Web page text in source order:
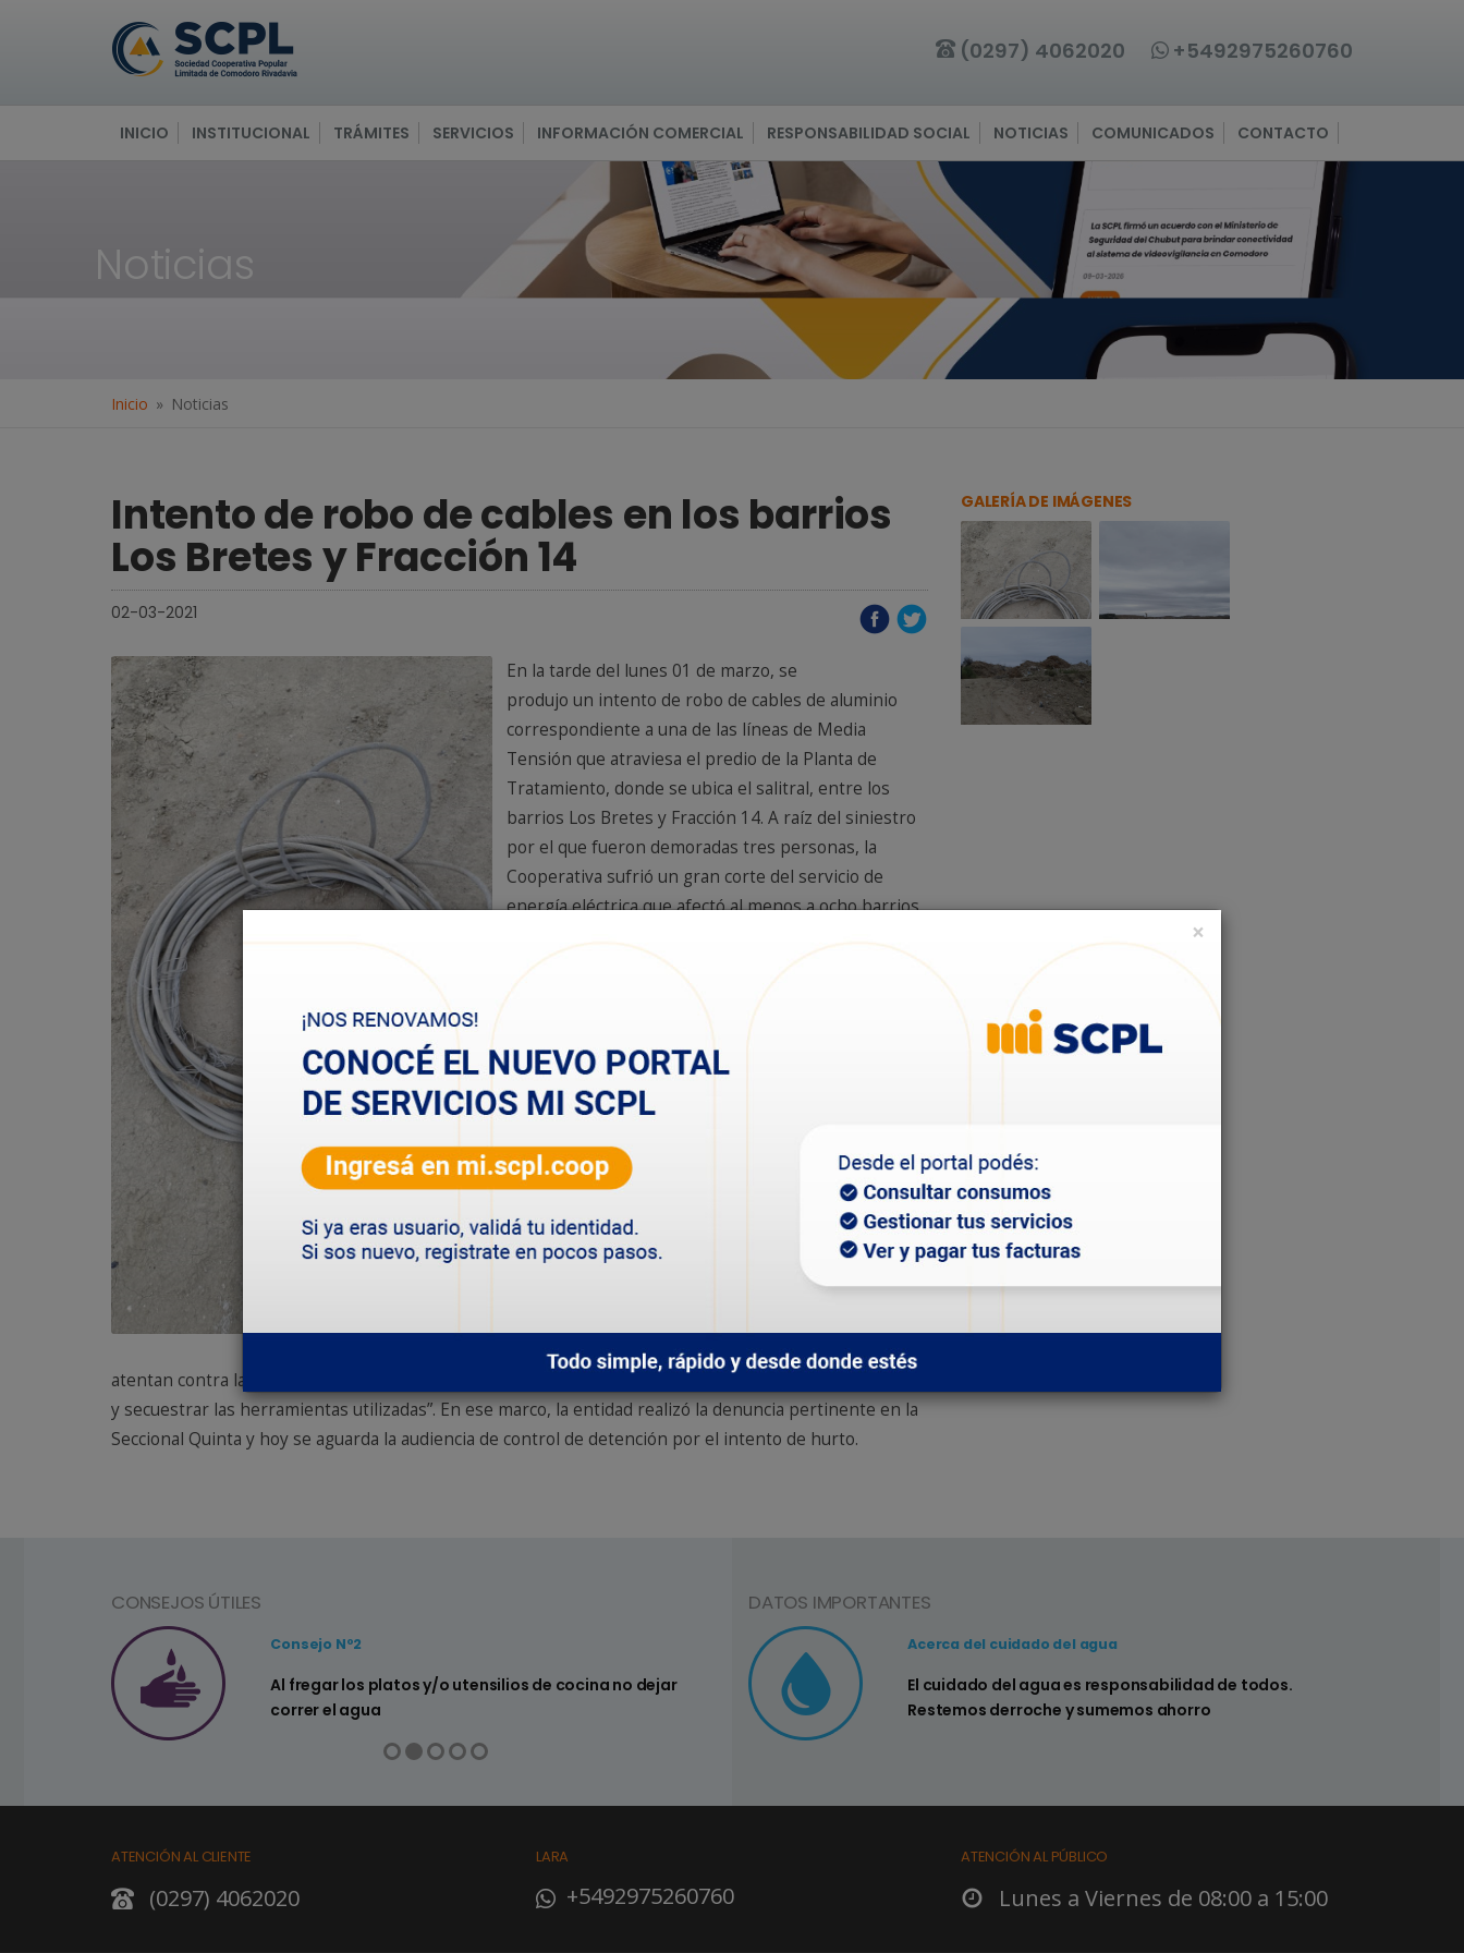
(0297) 4062020 +5492975260760
INICIO INSTITUCIONAL TRÁMITES SERVICIOS INFORMACIÓN COMERCIAL RESPONSABILIDAD SOCIAL NOTICIAS COMUNICADOS CONTACTO
Noticias
Inicio Noticias
Intento de robo de cables en los barrios
Los Bretes y Fracción 14
02-03-2021
En la tarde del lunes 01 de marzo, se
produjo un intento de robo de cables de aluminio
correspondiente a una de las líneas de Media
Tensión que atraviesa el predio de la Planta de
Tratamiento, donde se ubica el salitral, entre los
barrios Los Bretes y Fracción 14. A raíz del siniestro
por el que fueron demoradas tres personas, la
Cooperativa sufrió un gran corte del servicio de
energía eléctrica que afectó al menos a ocho barrios
En esta oportunidad, sustrajeron más de 150 metros
de cable desnudo de aluminio del tendido de la línea
tipo columna.
Personal policial demoró a tres personas y además
para cometer el delito. Asimismo, personal operativo
se acercó al lugar a identificar y retirar del lugar los
elementos propiedad de la SCPL.
Al respecto, el representante legal de nuestra
entidad, manifestó que “estamos agradecidos por el
vecinos que denuncian este tipo de hechos que
atentan contra la prestación de nuestros servicios. Se logró desarticular el ilícito, demorar a los autores
y secuestrar las herramientas utilizadas”. En ese marco, la entidad realizó la denuncia pertinente en la
Seccional Quinta y hoy se aguarda la audiencia de control de detención por el intento de hurto.
GALERÍA DE IMÁGENES
CONSEJOS ÚTILES
Consejo Nº2
Al fregar los platos y/o utensilios de cocina no dejar
correr el agua
Consejo Nº3
Controlar si hay pérdidas en los sistemas sanitarios de
su hogar
DATOS IMPORTANTES
Acerca del cuidado del agua
El cuidado del agua es responsabilidad de todos.
Restemos derroche y sumemos ahorro
ATENCIÓN AL CLIENTE
(0297) 4062020
LARA
+5492975260760
ATENCIÓN AL PÚBLICO
Lunes a Viernes de 08:00 a 15:00
×